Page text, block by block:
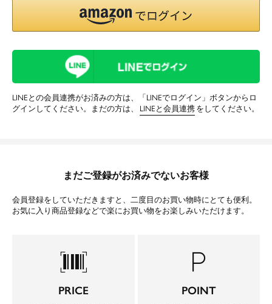
LINEとの会員連携がお済みの方は、「LINEでログイン」ボタンからロ
グインしてください。まだの方は、
LINEと会員連携 をしてください。
まだご登録がお済みでないお客様
会員登録をしていただきますと、二度目のお買い物時にとても便利。
お気に入り商品登録などで楽にお買い物をお楽しみいただけます。
barcode_scanner
PRICE
local_parking
POINT